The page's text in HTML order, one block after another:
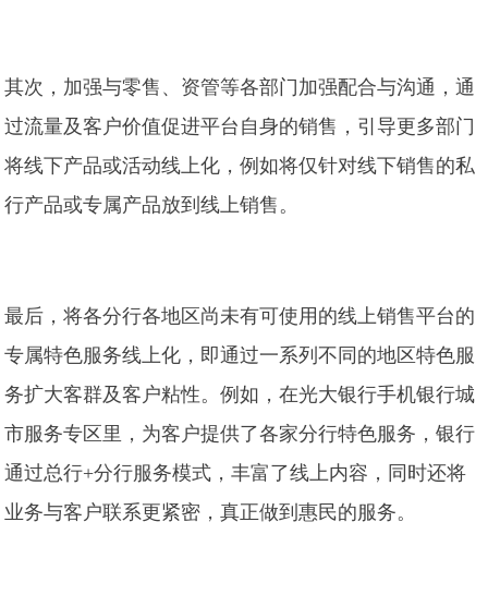
其次，加强与零售、资管等各部门加强配合与沟通，通
过流量及客户价值促进平台自身的销售，引导更多部门
将线下产品或活动线上化，例如将仅针对线下销售的私
行产品或专属产品放到线上销售。
最后，将各分行各地区尚未有可使用的线上销售平台的
专属特色服务线上化，即通过一系列不同的地区特色服
务扩大客群及客户粘性。例如，在光大银行手机银行城
市服务专区里，为客户提供了各家分行特色服务，银行
通过总行+分行服务模式，丰富了线上内容，同时还将
业务与客户联系更紧密，真正做到惠民的服务。